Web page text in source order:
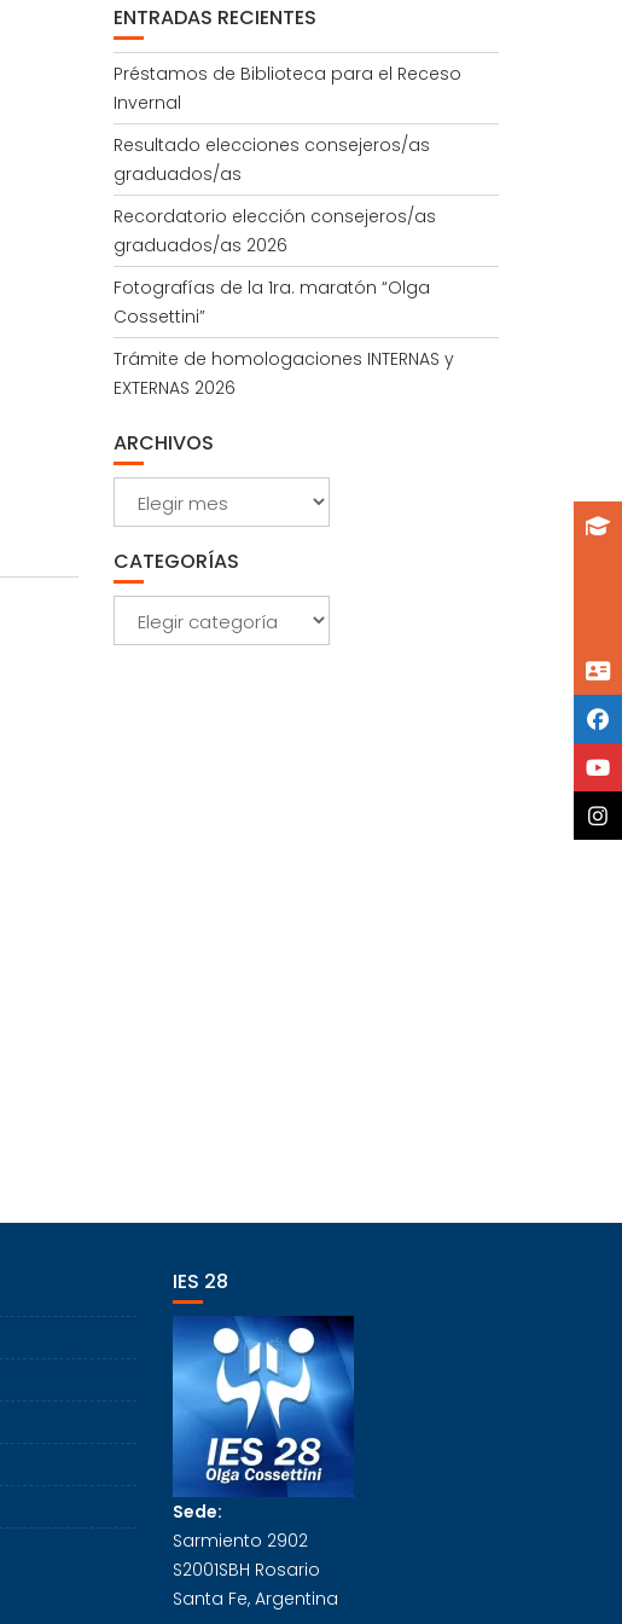
ENTRADAS RECIENTES
Préstamos de Biblioteca para el Receso
Invernal
Resultado elecciones consejeros/as
graduados/as
Recordatorio elección consejeros/as
graduados/as 2026
Fotografías de la 1ra. maratón “Olga
Cossettini”
Trámite de homologaciones INTERNAS y
EXTERNAS 2026
ARCHIVOS
Archivos
CATEGORÍAS
Categorías
IES 28
Sede:
Sarmiento 2902
S2001SBH Rosario
Santa Fe, Argentina